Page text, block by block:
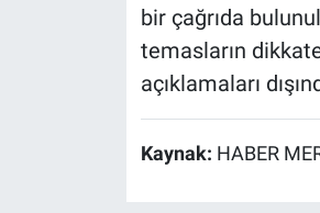
bir çağrıda
temasların
açıklamaları
Kaynak: HABER